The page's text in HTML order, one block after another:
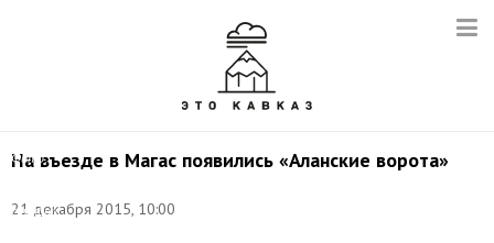
На въезде в Магас появились «Аланские ворота»
21 декабря 2015, 10:00
Фото:
службой